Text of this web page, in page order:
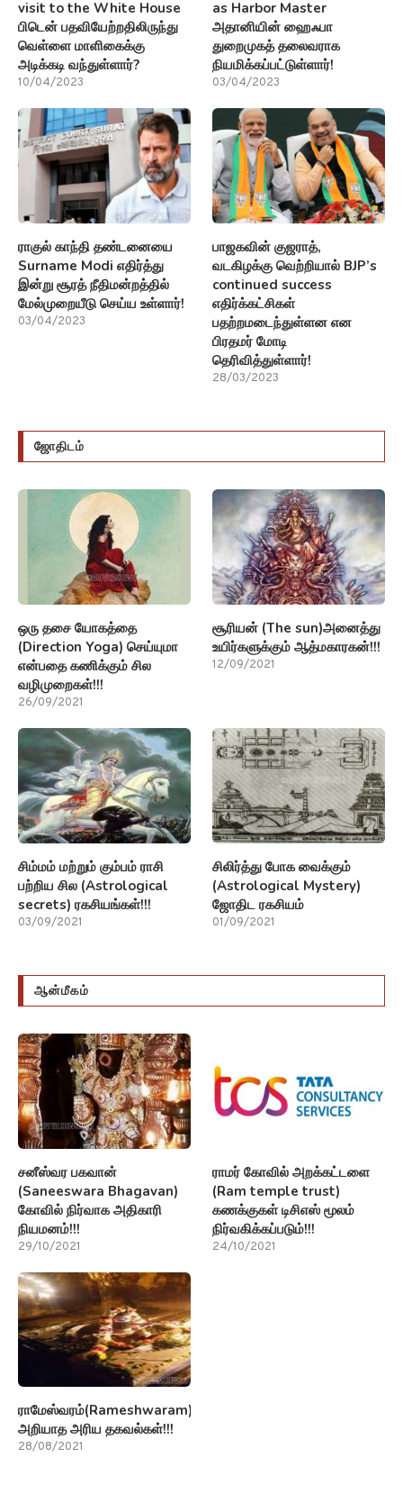
visit to the White House
பிடென் பதவியேற்றதிலிருந்து
வெள்ளை மாளிகைக்கு
அடிக்கடி வந்துள்ளார்?
10/04/2023
as Harbor Master
அதானியின் ஹைஃபா
துறைமுகத் தலைவராக
நியமிக்கப்பட்டுள்ளார்!
03/04/2023
ராகுல் காந்தி தண்டனையை
Surname Modi எதிர்த்து
இன்று சூரத் நீதிமன்றத்தில்
மேல்முறையீடு செய்ய உள்ளார்!
03/04/2023
பாஜகவின் குஜராத்,
வடகிழக்கு வெற்றியால் BJP’s
continued success
எதிர்க்கட்சிகள்
பதற்றமடைந்துள்ளன என
பிரதமர் மோடி
தெரிவித்துள்ளார்!
28/03/2023
ஜோதிடம்
ஒரு தசை யோகத்தை
(Direction Yoga) செய்யுமா
என்பதை கணிக்கும் சில
வழிமுறைகள்!!!
26/09/2021
சூரியன் (The sun)அனைத்து
உயிர்களுக்கும் ஆத்மகாரகன்!!!
12/09/2021
சிம்மம் மற்றும் கும்பம் ராசி
பற்றிய சில (Astrological
secrets) ரகசியங்கள்!!!
03/09/2021
சிலிர்த்து போக வைக்கும்
(Astrological Mystery)
ஜோதிட ரகசியம்
01/09/2021
ஆன்மீகம்
சனீஸ்வர பகவான்
(Saneeswara Bhagavan)
கோவில் நிர்வாக அதிகாரி
நியமனம்!!!
29/10/2021
ராமர் கோவில் அறக்கட்டளை
(Ram temple trust)
கணக்குகள் டிசிஎஸ் மூலம்
நிர்வகிக்கப்படும்!!!
24/10/2021
ராமேஸ்வரம்(Rameshwaram)பற்றி
அறியாத அரிய தகவல்கள்!!!
28/08/2021